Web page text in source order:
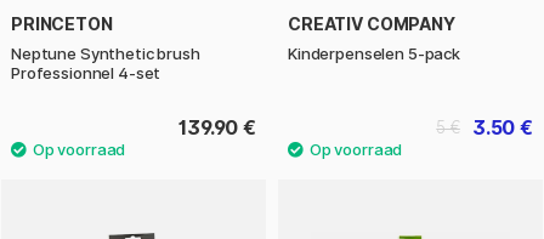
PRINCETON
Neptune Synthetic brush
Professionnel 4-set
139.90 €
CREATIV COMPANY
Kinderpenselen 5-pack
3.50 €
5 €